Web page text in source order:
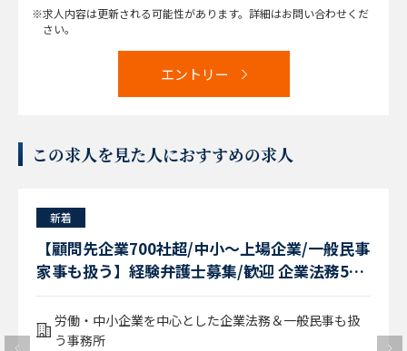
求人内容は更新される可能性があります。詳細はお問い合わせくだ
さい。
エントリー
この求人を見た人におすすめの求人
新着
【顧問先企業700社超/中小～上場企業/一般民事
家事も扱う】経験弁護士募集/歓迎 企業法務5年
労働・中小企業を中心とした企業法務＆一般民事も扱
う事務所